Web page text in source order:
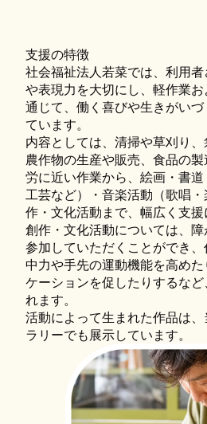
支援の特徴
社会福祉法人若菜では、利用
や表現力を大切にし、軽作業
通じて、働く喜びや生きがい
ています。
内容としては、清掃や草刈り、
農作物の生産や販売、食品の
労に近い作業から、絵画・書
工芸など）・音楽活動（歌唱
作・文化活動まで、幅広く支援
創作・文化活動については、
参加していただくことができ
中力や手先の運動機能を高め
ケーションを促したりするな
れます。
活動によって生まれた作品は
ラリーでも展示しています。